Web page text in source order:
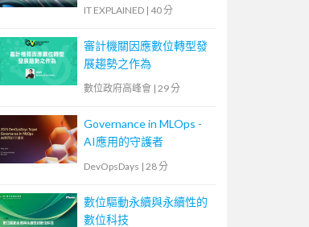
IT EXPLAINED | 40 分
審計機關因應數位轉型發
展趨勢之作為
數位政府高峰會 | 29 分
Governance in MLOps -
AI應用的守護者
DevOpsDays | 28 分
數位驅動永續與永續性的
數位科技